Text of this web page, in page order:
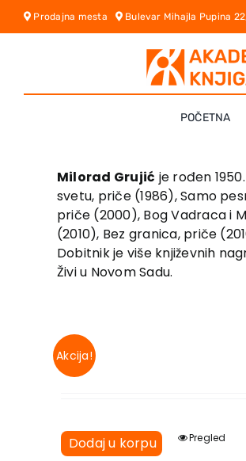
Skip
Prodajna mesta Bulevar Mihajla Pupina
POČETNA
Milorad Grujić je rođen
svetu, priče (1986), Samo
priče (2000), Bog Vadraca i
(2010), Bez granica, priče
Dobitnik je više književnih
Živi u Novom Sadu.
Akcija!
Dodaj u korpu Pregled